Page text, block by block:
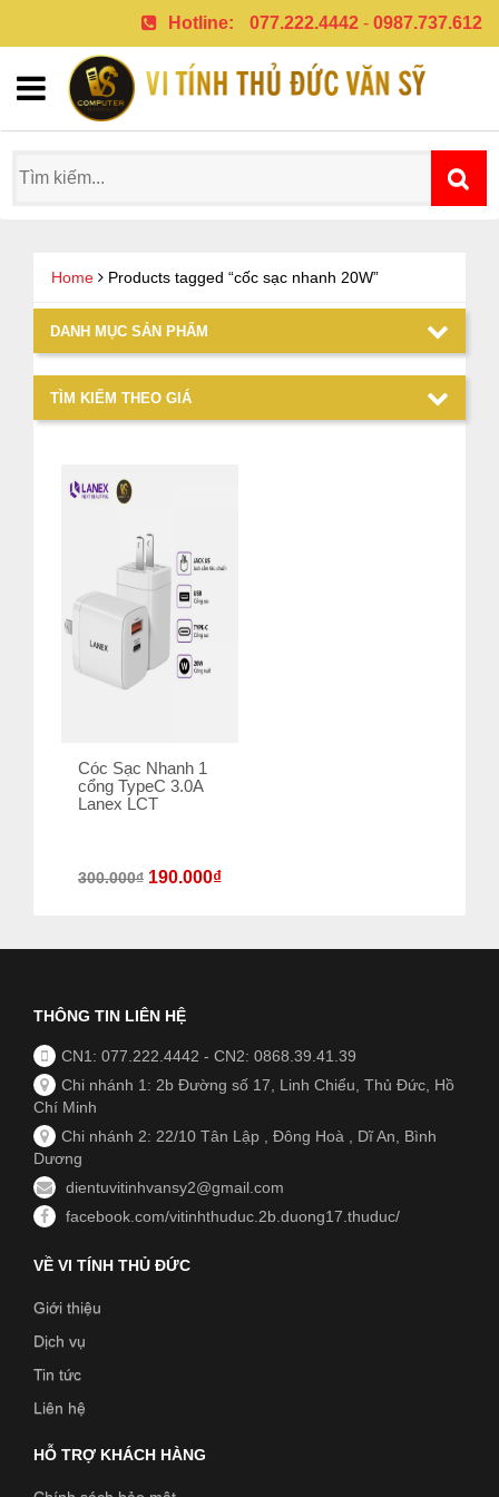
Hotline: 077.222.4442 - 0987.737.612
Home Products tagged “cốc sạc nhanh 20W”
DANH MỤC SẢN PHẨM
TÌM KIẾM THEO GIÁ
Cóc Sạc Nhanh 1
cổng TypeC 3.0A
Lanex LCT
300.000₫ 190.000₫
THÔNG TIN LIÊN HỆ
CN1: 077.222.4442 - CN2: 0868.39.41.39
Chi nhánh 1: 2b Đường số 17, Linh Chiểu, Thủ Đức, Hồ
Chí Minh
Chi nhánh 2: 22/10 Tân Lập , Đông Hoà , Dĩ An, Bình
Dương
dientuvitinhvansy2@gmail.com
facebook.com/vitinhthuduc.2b.duong17.thuduc/
VỀ VI TÍNH THỦ ĐỨC
Giới thiệu
Dịch vụ
Tin tức
Liên hệ
HỖ TRỢ KHÁCH HÀNG